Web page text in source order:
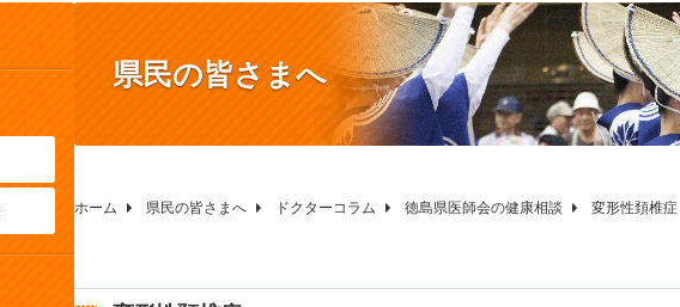
県民の皆さまへ
ホーム 県民の皆さまへ ドクターコラム 徳島県医師会の健康相談 変形性頚椎症